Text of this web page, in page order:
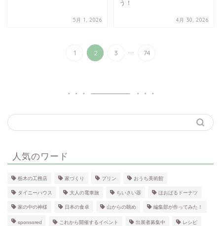
5月 1, 2026
う！
4月 30, 2026
1 2 3 ... 74
人気のワード
栃木の工務店 家づくり プリン おうち美術館
タイニーハウス 大人の電車旅 ちいさい器 ほおばるドーナツ
家の中の神様 日本の食卓 山からの眺め 編集部が作ってみた！
sponsored これから開催するイベント 出展者募集中 レシピ